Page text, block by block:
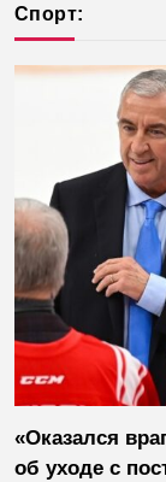
Спорт:
«Оказался
об уходе с